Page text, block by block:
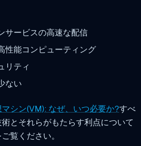
サービスの高速な配信
性能コンピューティング
リティ
ない
シン(VM): なぜ、いつ必要か?すべ
とそれらがもたらす利点について
覧ください。